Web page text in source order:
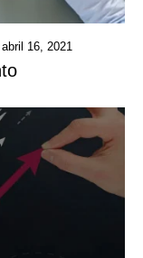
abril 16, 2021